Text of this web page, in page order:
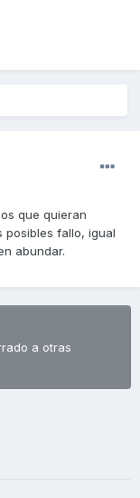
que quieran
posibles fallo, igual
abundar.
a otras